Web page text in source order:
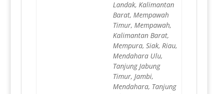
Landak, Kalimantan
Barat, Mempawah
Timur, Mempawah,
Kalimantan Barat,
Mempura, Siak, Riau,
Mendahara Ulu,
Tanjung Jabung
Timur, Jambi,
Mendahara, Tanjung